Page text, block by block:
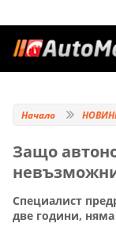
Начало
Защо
Специалист
две години,